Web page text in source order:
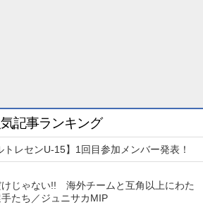
気記事ランキング
トレセンU-15】1回目参加メンバー発表！
じゃない!! 海外チームと互角以上にわた
たち／ジュニサカMIP